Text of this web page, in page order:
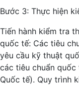
Bước 3: Thực hiện
Tiến hành kiểm tra
quốc tế: Các tiêu
yêu cầu kỹ thuật
các tiêu chuẩn
Quốc tế). Quy trình